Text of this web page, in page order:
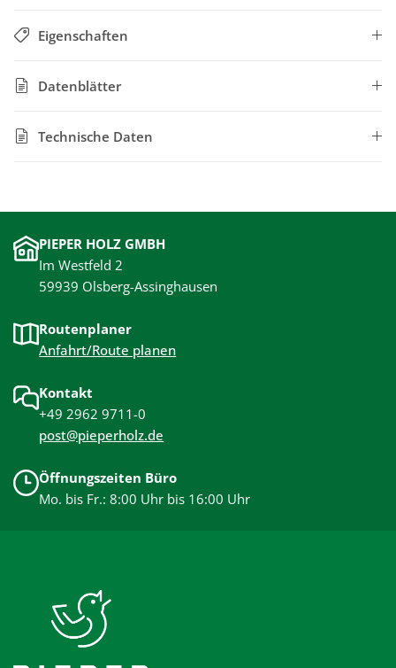
Eigenschaften
Datenblätter
Technische Daten
PIEPER HOLZ GMBH
Im Westfeld 2
59939 Olsberg-Assinghausen
Routenplaner
Anfahrt/Route planen
Kontakt
+49 2962 9711-0
post@pieperholz.de
Öffnungszeiten Büro
Mo. bis Fr.: 8:00 Uhr bis 16:00 Uhr